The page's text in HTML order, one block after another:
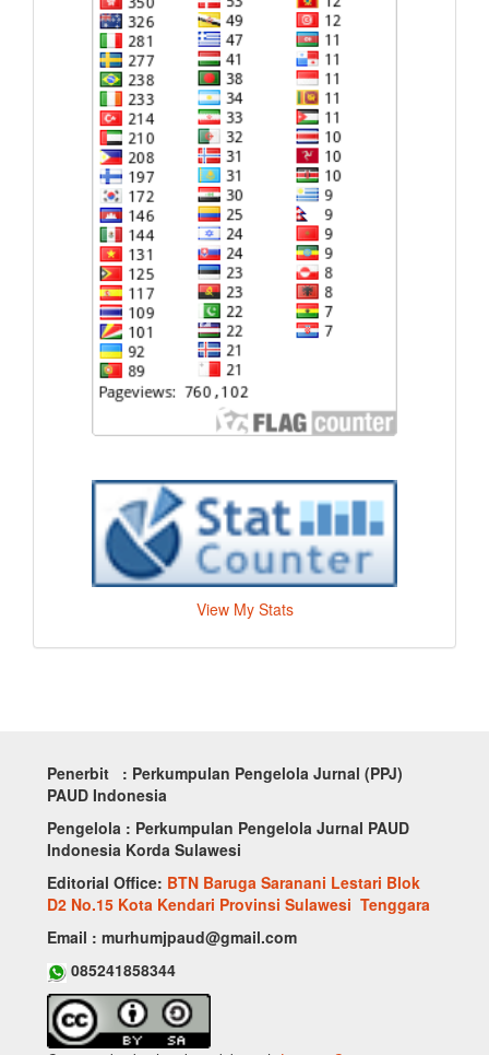
View My Stats
Penerbit : Perkumpulan Pengelola Jurnal (PPJ)
PAUD Indonesia
Pengelola : Perkumpulan Pengelola Jurnal PAUD
Indonesia Korda Sulawesi
Editorial Office: BTN Baruga Saranani Lestari Blok
D2 No.15 Kota Kendari Provinsi Sulawesi Tenggara
Email : murhumjpaud@gmail.com
085241858344